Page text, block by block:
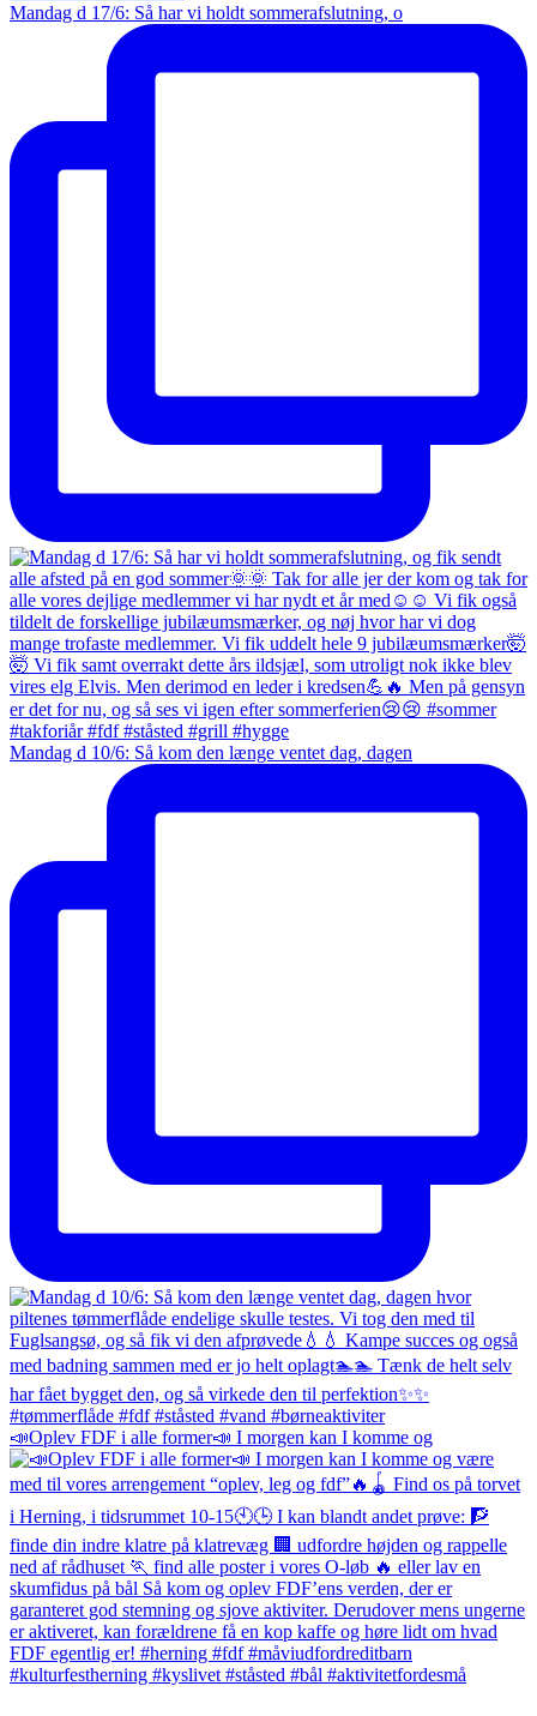
Mandag d 17/6: Så har vi holdt sommerafslutning, o
Mandag d 10/6: Så kom den længe ventet dag, dagen
📣Oplev FDF i alle former📣 I morgen kan I komme og